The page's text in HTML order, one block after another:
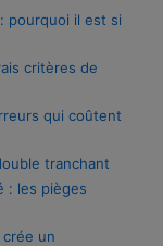
pourquoi il est si
critères de
qui coûtent
tranchant
: les pièges
un